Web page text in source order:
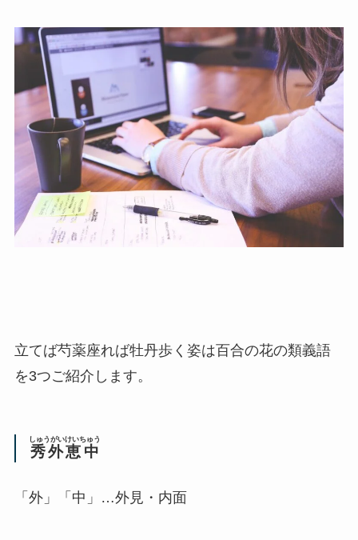
立てば芍薬座れば牡丹歩く姿は百合の花の類義語
を3つご紹介します。
秀外恵中
しゅうがいけいちゅう
「外」「中」…外見・内面